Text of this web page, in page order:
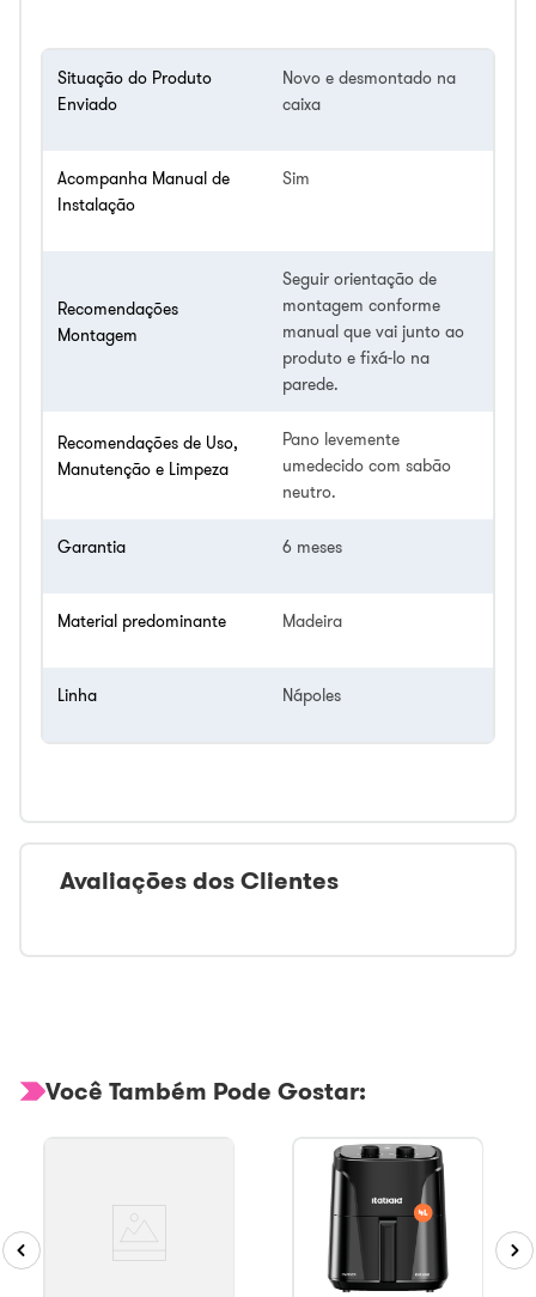
Situação do Produto
Enviado
Novo e desmontado na
caixa
Acompanha Manual de
Instalação
Sim
Recomendações
Montagem
Seguir orientação de
montagem conforme
manual que vai junto ao
produto e fixá-lo na
parede.
Recomendações de Uso,
Manutenção e Limpeza
Pano levemente
umedecido com sabão
neutro.
Garantia 6 meses
Material predominante Madeira
Linha Nápoles
Avaliações dos Clientes
Você Também Pode Gostar: